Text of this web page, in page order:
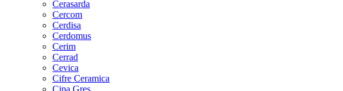
Cerasarda
Cercom
Cerdisa
Cerdomus
Cerim
Cerrad
Cevica
Cifre Ceramica
Cipa Gres